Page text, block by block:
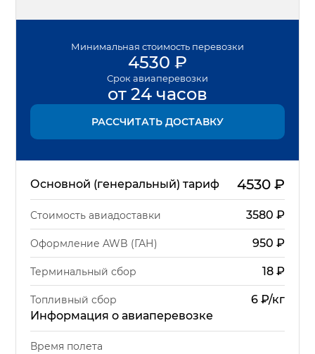
Минимальная стоимость перевозки
4530 ₽
Срок авиаперевозки
от 24 часов
РАССЧИТАТЬ ДОСТАВКУ
Основной (генеральный) тариф 4530₽
Стоимость авиадоставки 3580 ₽
Оформление AWB (ГАН) 950 ₽
Терминальный сбор 18₽
Топливный сбор
6 ₽/кг
Информация о авиаперевозке
Время полета